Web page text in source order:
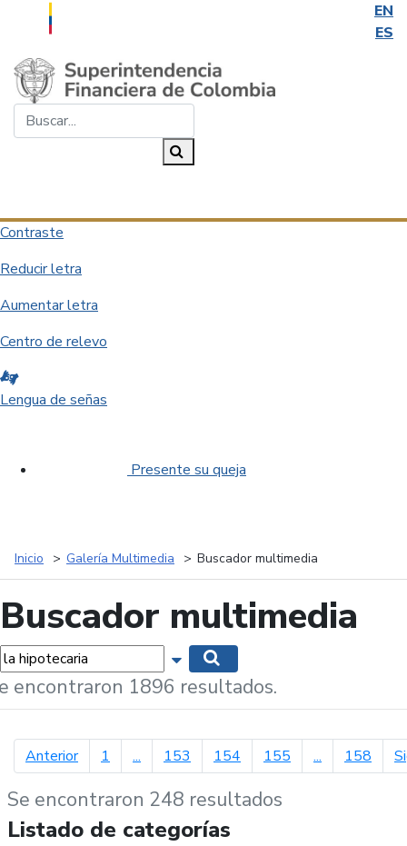
EN
ES
Saltar al contenido principal
Contraste
Reducir letra
Aumentar letra
Centro de relevo
Lengua de señas
Presente su queja
Inicio Galería Multimedia Buscador multimedia
Buscador multimedia
Mostrar opciones de búsqueda
encontraron 1896 resultados.
Anteriorpágina anterior
1 ... 153 154 155 ... 158
Se encontraron 248 resultados
Listado de categorías